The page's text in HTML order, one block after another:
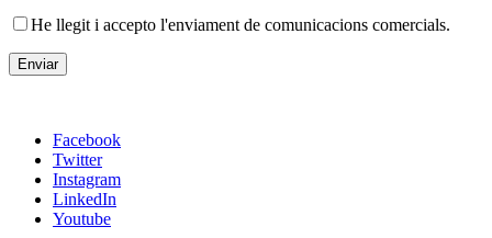
He llegit i accepto l'enviament de comunicacions comercials.
Facebook
Twitter
Instagram
LinkedIn
Youtube